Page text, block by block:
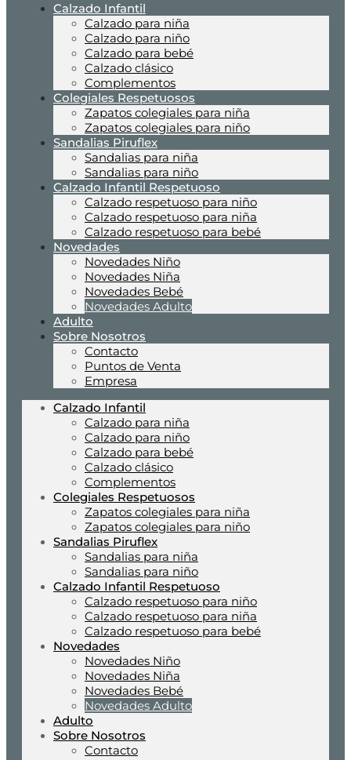
Calzado Infantil
Calzado para niña
Calzado para niño
Calzado para bebé
Calzado clásico
Complementos
Colegiales Respetuosos
Zapatos colegiales para niña
Zapatos colegiales para niño
Sandalias Piruflex
Sandalias para niña
Sandalias para niño
Calzado Infantil Respetuoso
Calzado respetuoso para niño
Calzado respetuoso para niña
Calzado respetuoso para bebé
Novedades
Novedades Niño
Novedades Niña
Novedades Bebé
Novedades Adulto
Adulto
Sobre Nosotros
Contacto
Puntos de Venta
Empresa
Calzado Infantil
Calzado para niña
Calzado para niño
Calzado para bebé
Calzado clásico
Complementos
Colegiales Respetuosos
Zapatos colegiales para niña
Zapatos colegiales para niño
Sandalias Piruflex
Sandalias para niña
Sandalias para niño
Calzado Infantil Respetuoso
Calzado respetuoso para niño
Calzado respetuoso para niña
Calzado respetuoso para bebé
Novedades
Novedades Niño
Novedades Niña
Novedades Bebé
Novedades Adulto
Adulto
Sobre Nosotros
Contacto